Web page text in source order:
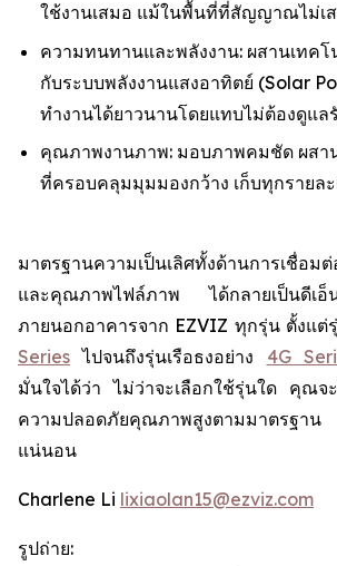
ใช้งานเสมอ แม้ในพื้นที่ที่สัญญาณไม่เ
ความทนทานและพลังงาน: ผสานเทคโ
กับระบบพลังงานแสงอาทิตย์ (Solar
ทำงานได้ยาวนานโดยแทบไม่ต้องดูแล
คุณภาพงานภาพ: มอบภาพคมชัด ผสา
ที่ครอบคลุมมุมมองกว้าง เก็บทุกรายล
มาตรฐานความเป็นเลิศทั้งด้านการเชื่
และคุณภาพไฟล์ภาพ ได้กลายเป็นดีเอ็
ภายนอกอาคารจาก EZVIZ ทุกรุ่น ตั้งแต่
Series ไปจนถึงรุ่นเรือธงอย่าง 4G
มั่นใจได้ว่า ไม่ว่าจะเลือกใช้รุ่นใด คุณจ
ความปลอดภัยคุณภาพสูงตามมาตรฐ
แน่นอน
Charlene Li lixiaolan15@ezviz.com
รูปถ่าย: